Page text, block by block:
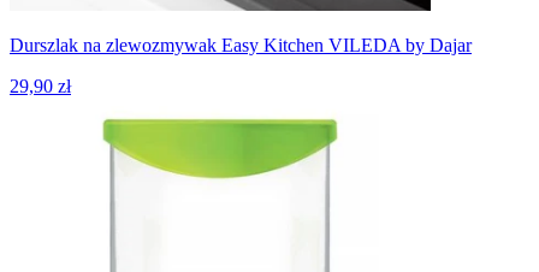
Durszlak na zlewozmywak Easy Kitchen VILEDA by Dajar
29,90 zł